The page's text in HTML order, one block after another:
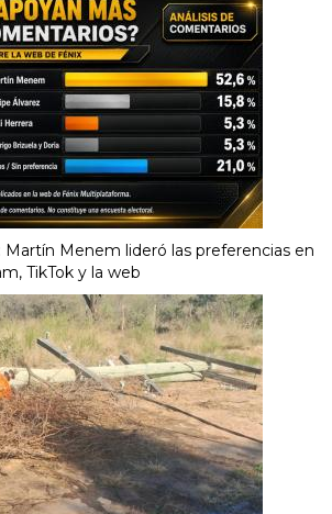
Martín Menem lideró las preferencias en
TikTok y la web